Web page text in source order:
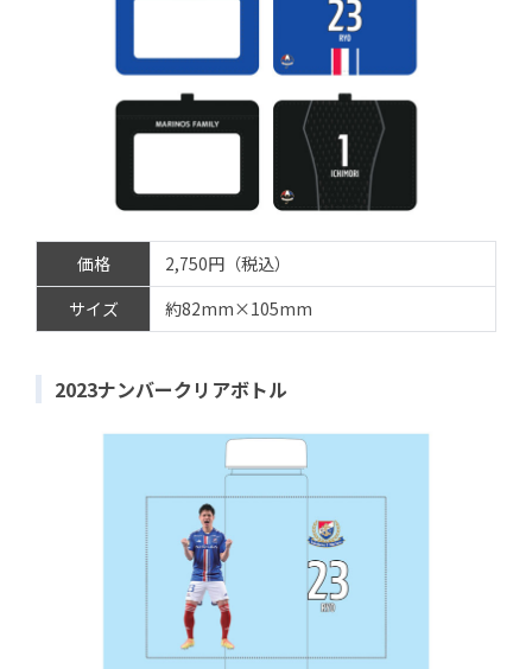
価格
2,750円（税込）
サイズ
約82mm×105mm
2023ナンバークリアボトル